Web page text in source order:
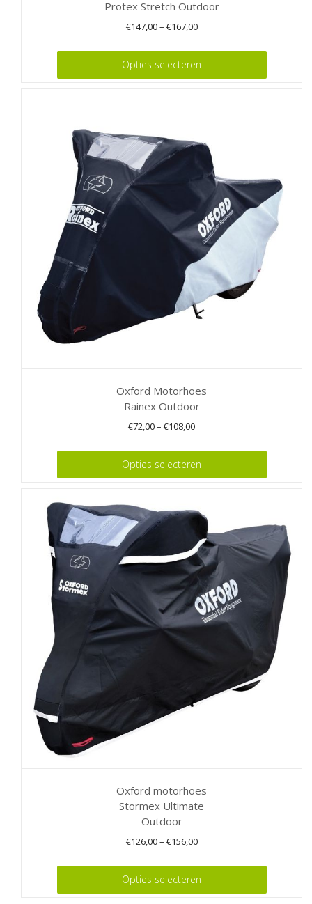
Protex Stretch Outdoor
€147,00– €167,00
Opties selecteren
productpagina
Oxford Motorhoes
Rainex Outdoor
€72,00–€108,00
Opties selecteren
meerdere
variaties.
gekozen
worden
productpagina
Oxford motorhoes
Stormex Ultimate
Outdoor
€126,00– €156,00
Opties selecteren